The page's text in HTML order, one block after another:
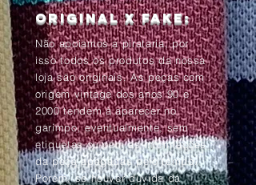
Original x Fake:
Não apoiamos a pirataria, por
isso todos os produtos da nossa
loja são originais. As peças com
origem vintage dos anos 90 e
2000 tendem à aparecer no
garimpo, eventualmente, sem
etiquetas ou com as informações
da peça apagadas pelo tempo.
Porém, se houver dúvida da